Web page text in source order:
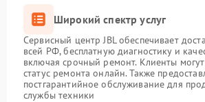
Широкий спектр услуг
Сервисный центр JBL обеспечивает
всей РФ, бесплатную диагностику и
включая срочный ремонт. Клиенты
статус ремонта онлайн. Также
постгарантийное обслуживание для
службы техники